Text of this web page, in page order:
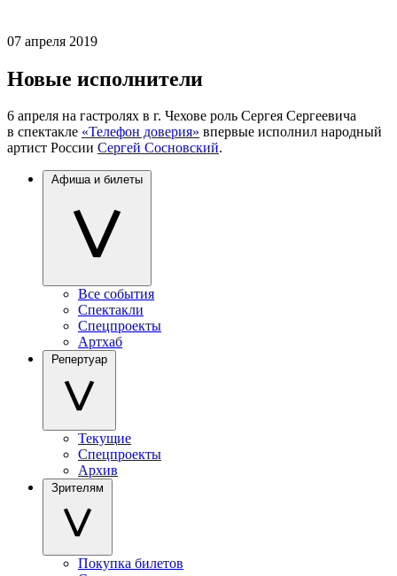
07 апреля 2019
Новые исполнители
6 апреля на гастролях в г. Чехове роль Сергея Сергеевича
в спектакле «Телефон доверия» впервые исполнил народный
артист России Сергей Сосновский.
Афиша и билеты
Все события
Спектакли
Спецпроекты
Артхаб
Репертуар
Текущие
Спецпроекты
Архив
Зрителям
Покупка билетов